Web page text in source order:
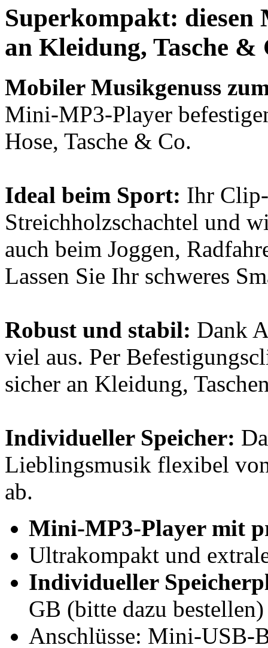
Superkompakt:
an Kleidung, Tasche &
Mobiler Musikgenuss
Mini-MP3-Player
Hose, Tasche & Co.
Ideal beim Sport: Ihr
Streichholzschachtel und
auch beim Joggen,
Lassen Sie Ihr schweres
Robust und stabil: Dank
viel aus. Per
sicher an Kleidung,
Individueller Speicher:
Lieblingsmusik flexibel
ab.
Mini-MP3-Player mit
Ultrakompakt und
Individueller
GB (bitte dazu bestellen)
Anschlüsse: Mini-USB-